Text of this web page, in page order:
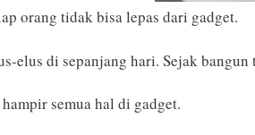
orang tidak bisa lepas dari gadget.
elus di sepanjang hari. Sejak
semua hal di gadget.